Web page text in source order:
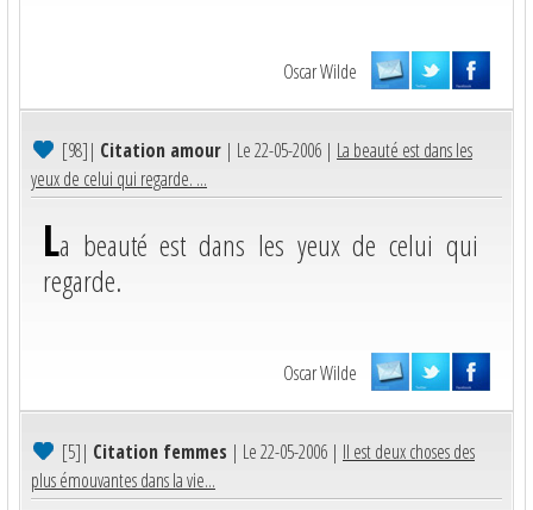
Oscar Wilde
[98]| Citation amour | Le 22-05-2006 | La beauté est dans les
yeux de celui qui regarde. ...
La beauté est dans les yeux de celui qui
regarde.
Oscar Wilde
[5]| Citation femmes | Le 22-05-2006 | Il est deux choses des
plus émouvantes dans la vie...